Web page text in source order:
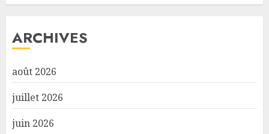
ARCHIVES
août 2026
juillet 2026
juin 2026